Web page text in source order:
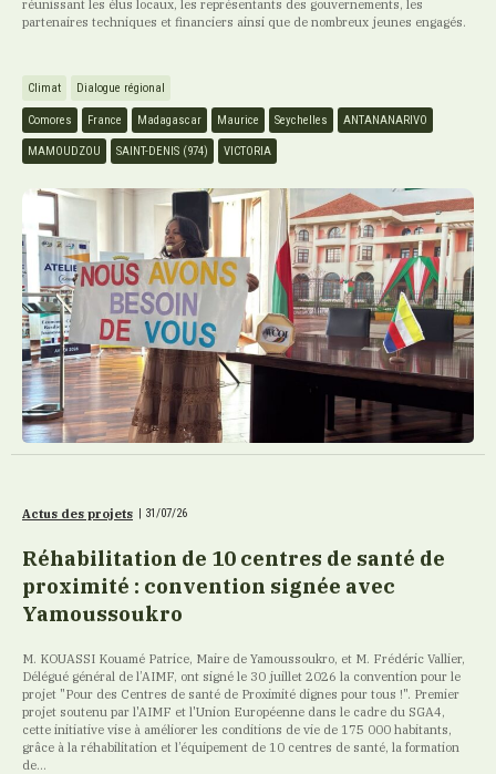
réunissant les élus locaux, les représentants des gouvernements, les
partenaires techniques et financiers ainsi que de nombreux jeunes engagés.
Climat Dialogue régional
Comores France Madagascar Maurice Seychelles ANTANANARIVO
MAMOUDZOU SAINT-DENIS (974) VICTORIA
Actus des projets | 31/07/26
Réhabilitation de 10 centres de santé de
proximité : convention signée avec
Yamoussoukro
M. KOUASSI Kouamé Patrice, Maire de Yamoussoukro, et M. Frédéric Vallier,
Délégué général de l’AIMF, ont signé le 30 juillet 2026 la convention pour le
projet "Pour des Centres de santé de Proximité dignes pour tous !". Premier
projet soutenu par l'AIMF et l'Union Européenne dans le cadre du SGA4,
cette initiative vise à améliorer les conditions de vie de 175 000 habitants,
grâce à la réhabilitation et l’équipement de 10 centres de santé, la formation
de...